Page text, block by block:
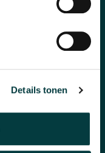
Details tonen